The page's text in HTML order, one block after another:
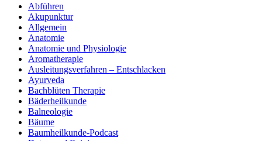
Abführen
Akupunktur
Allgemein
Anatomie
Anatomie und Physiologie
Aromatherapie
Ausleitungsverfahren – Entschlacken
Ayurveda
Bachblüten Therapie
Bäderheilkunde
Balneologie
Bäume
Baumheilkunde-Podcast